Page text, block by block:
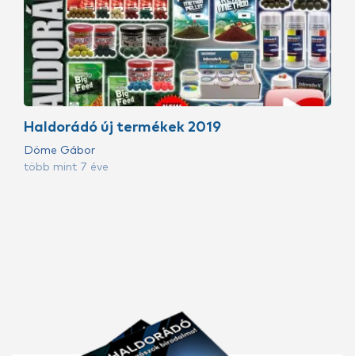
Haldorádó új termékek 2019
Döme Gábor
több mint 7 éve